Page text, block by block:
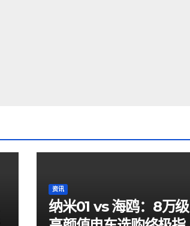
资讯
纳米01 vs 海鸥：8万级